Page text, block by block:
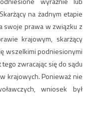
na żadnym etapie
swoje prawa w związku z
krajowym, skarżący
wszelkimi podniesionymi
zwracając się do sądu
krajowych. Ponieważ nie
wniosek był